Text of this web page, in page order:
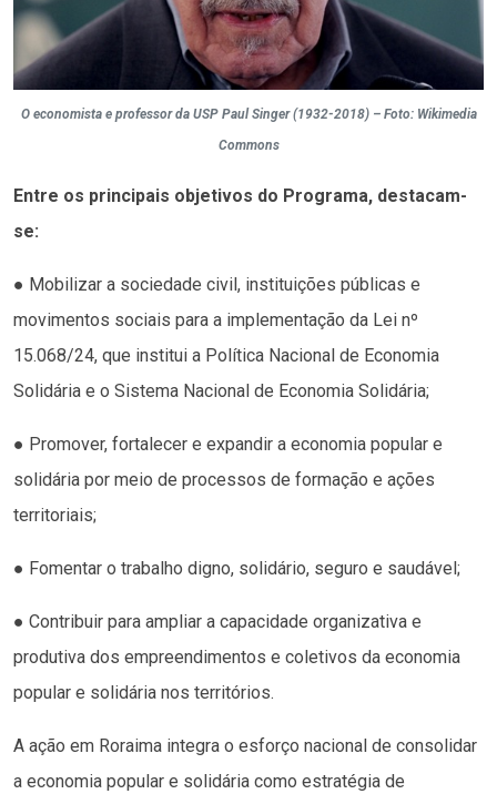
O economista e professor da USP Paul Singer (1932-2018) – Foto: Wikimedia
Commons
Entre os principais objetivos do Programa, destacam-
se:
● Mobilizar a sociedade civil, instituições públicas e
movimentos sociais para a implementação da Lei nº
15.068/24, que institui a Política Nacional de Economia
Solidária e o Sistema Nacional de Economia Solidária;
● Promover, fortalecer e expandir a economia popular e
solidária por meio de processos de formação e ações
territoriais;
● Fomentar o trabalho digno, solidário, seguro e saudável;
● Contribuir para ampliar a capacidade organizativa e
produtiva dos empreendimentos e coletivos da economia
popular e solidária nos territórios.
A ação em Roraima integra o esforço nacional de consolidar
a economia popular e solidária como estratégia de